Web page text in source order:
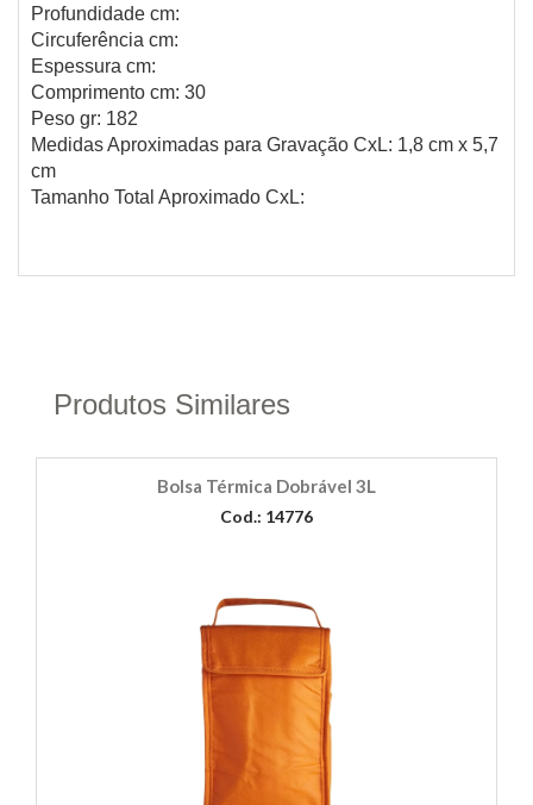
Profundidade cm:
Circuferência cm:
Espessura cm:
Comprimento cm: 30
Peso gr: 182
Medidas Aproximadas para Gravação CxL: 1,8 cm x 5,7
cm
Tamanho Total Aproximado CxL:
Produtos Similares
Bolsa Térmica Dobrável 3L
Cod.: 14776